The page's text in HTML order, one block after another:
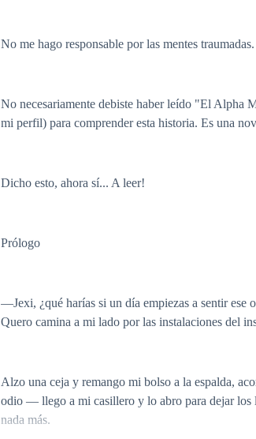
No me hago responsable por las mentes traumadas.
No necesariamente debiste haber leído "El
mi perfil) para comprender esta historia. Es una
Dicho esto, ahora sí... A leer!
Prólogo
—Jexi, ¿qué harías si un día empiezas a sentir
Quero camina a mi lado por las instalaciones del
Alzo una ceja y remango mi bolso a la espalda,
odio — llego a mi casillero y lo abro para dejar los
nada más.